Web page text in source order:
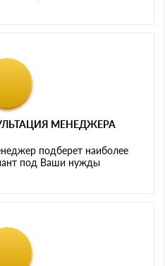
МЕНЕДЖЕРА
подберет наиболее
под Ваши нужды